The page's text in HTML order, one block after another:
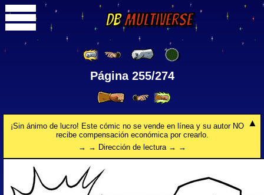
DBMultiverse
Página 255/274
¡Sin ánimo de lucro! Este cómic no se vende en línea y su autor NO
recibe compensación económica por crearlo.
→ → Dirección de lectura → →